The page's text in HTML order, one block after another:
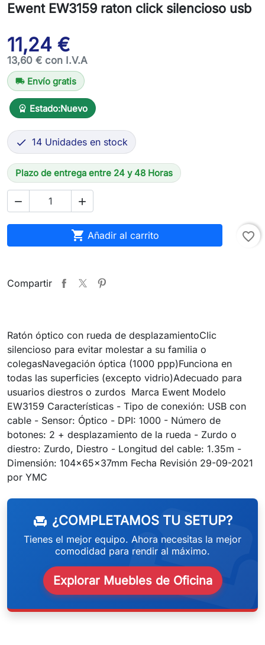
Ewent EW3159 raton click silencioso usb
11,24 €
13,60 € con I.V.A
local_shipping Envío gratis
workspace_premium Estado:Nuevo
 14 Unidades en stock
Plazo de entrega entre 24 y 48 Horas
 
 Añadir al carrito favorite_border
Compartir
Ratón óptico con rueda de desplazamientoClic
silencioso para evitar molestar a su familia o
colegasNavegación óptica (1000 ppp)Funciona en
todas las superficies (excepto vidrio)Adecuado para
usuarios diestros o zurdos Marca Ewent Modelo
EW3159 Características - Tipo de conexión: USB con
cable - Sensor: Óptico - DPI: 1000 - Número de
botones: 2 + desplazamiento de la rueda - Zurdo o
diestro: Zurdo, Diestro - Longitud del cable: 1.35m -
Dimensión: 104x65x37mm Fecha Revisión 29-09-2021
por YMC
chair ¿COMPLETAMOS TU SETUP?
Tienes el mejor equipo. Ahora necesitas la mejor
comodidad para rendir al máximo.
Explorar Muebles de Oficina